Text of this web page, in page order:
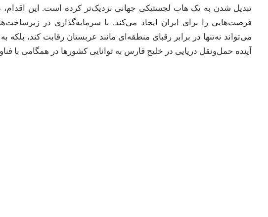
تبدیل شدن به یک هاب لجستیکی جهانی نزدیک‌تر کرده است. این اقدام،
فرصت‌هایی را برای ایران ایجاد می‌کند. با سرمایه‌گذاری در
می‌تواند نه‌تنها در برابر رقبای منطقه‌ای مانند عربستان رقابت کند،
آینده حمل‌ونقل دریایی در خلیج فارس به توانایی کشورها در همگامی با